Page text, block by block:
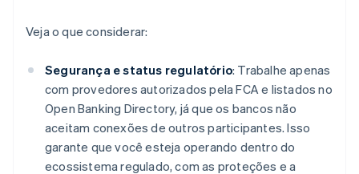
Veja o que considerar:
Segurança e status regulatório: Trabalhe apenas
com provedores autorizados pela FCA e listados no
Open Banking Directory, já que os bancos não
aceitam conexões de outros participantes. Isso
garante que você esteja operando dentro do
ecossistema regulado, com as proteções e a